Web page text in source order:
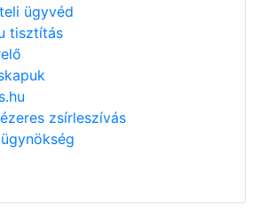
ügyvéd
tisztítás
zsírleszívás